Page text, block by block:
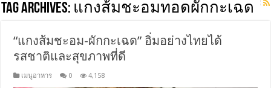
Tag Archives: แกงส้มชะอมทอดผักกะเฉด
“แกงส้มชะอม-ผักกะเฉด” อิ่มอย่างไทยได้
รสชาติและสุขภาพที่ดี
เมนูอาหาร 0 4,158